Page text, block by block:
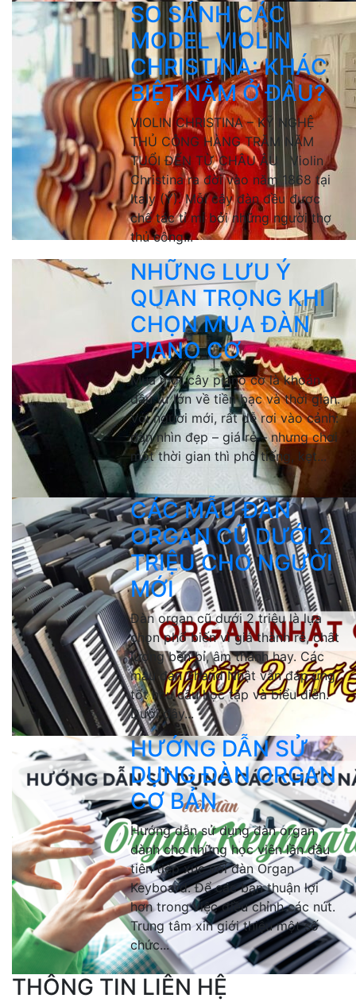
SO SÁNH CÁC
MODEL VIOLIN
CHRISTINA: KHÁC
BIỆT NẰM Ở ĐÂU?
VIOLIN CHRISTINA – KỸ NGHỆ
THỦ CÔNG HÀNG TRĂM NĂM
TUỔI ĐẾN TỪ CHÂU ÂU Violin
Christina ra đời vào năm 1868 tại
Italy (Ý). Mỗi cây đàn đều được
chế tác tỉ mỉ bởi những người thợ
thủ công...
NHỮNG LƯU Ý
QUAN TRỌNG KHI
CHỌN MUA ĐÀN
PIANO CƠ
Mua một cây piano cơ là khoản
đầu tư lớn về tiền bạc và thời gian.
Với người mới, rất dễ rơi vào cảnh:
đàn nhìn đẹp – giá rẻ – nhưng chơi
một thời gian thì phô tiếng, kẹt...
CÁC MẪU ĐÀN
ORGAN CŨ DƯỚI 2
TRIỆU CHO NGƯỜI
MỚI
Đàn organ cũ dưới 2 triệu là lựa
chọn phổ biến vì giá thành rẻ, chất
lượng bền bỉ, âm thanh hay. Các
mẫu đàn 2hand Nhật vẫn đáp ứng
tốt nhu cầu học tập và biểu diễn.
Dưới đây...
HƯỚNG DẪN SỬ
DỤNG ĐÀN ORGAN
CƠ BẢN
Hướng dẫn sử dụng đàn organ
dành cho những học viên lần đầu
tiên tiếp xúc với đàn Organ
Keyboard. Để các bạn thuận lợi
hơn trong việc điều chỉnh các nút.
Trung tâm xin giới thiệu một số
chức...
THÔNG TIN LIÊN HỆ